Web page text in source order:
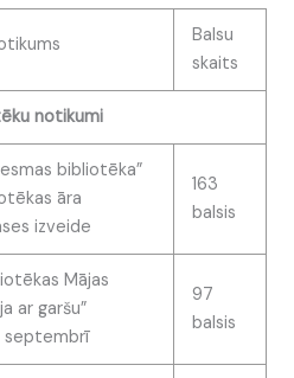
Balsu
skaits
notikumi
bibliotēka”
āra
izveide
163
balsis
Mājas
ar garšu”
septembrī
97
balsis